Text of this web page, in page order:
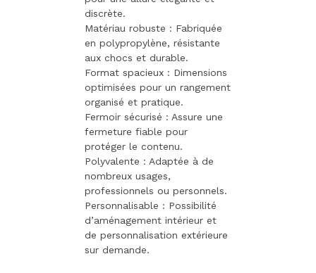
discrète.
Matériau robuste : Fabriquée
en polypropylène, résistante
aux chocs et durable.
Format spacieux : Dimensions
optimisées pour un rangement
organisé et pratique.
Fermoir sécurisé : Assure une
fermeture fiable pour
protéger le contenu.
Polyvalente : Adaptée à de
nombreux usages,
professionnels ou personnels.
Personnalisable : Possibilité
d’aménagement intérieur et
de personnalisation extérieure
sur demande.